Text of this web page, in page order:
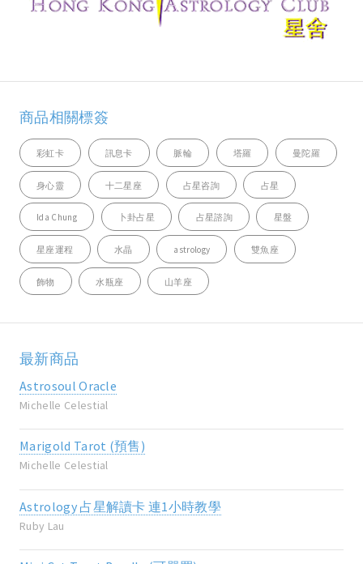
商品相關標簽
彩虹卡 訊息卡 脈輪 塔羅 曼陀羅
身心靈 十二星座 占星咨詢 占星
Ida Chung 卜卦占星 占星諮詢 星盤
星座運程 水晶 astrology 雙魚座
飾物 水瓶座 山羊座
最新商品
Astrosoul Oracle
Michelle Celestial
Marigold Tarot (預售)
Michelle Celestial
Astrology 占星解讀卡 連1小時教學
Ruby Lau